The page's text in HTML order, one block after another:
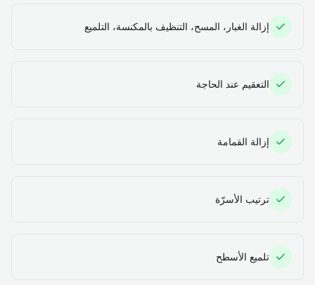
إزالة الغبار، المسح، التنظيف بالمكنسة، التلميع
التعقيم عند الحاجة
إزالة القمامة
ترتيب الأسرّة
تلميع الأسطح